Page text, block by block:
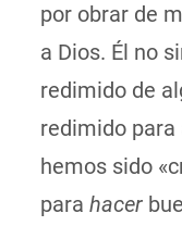
por obrar de
a Dios. Él no
redimido de
redimido para
hemos sido
para hacer